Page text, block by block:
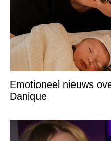
Emotioneel nieuws
Danique